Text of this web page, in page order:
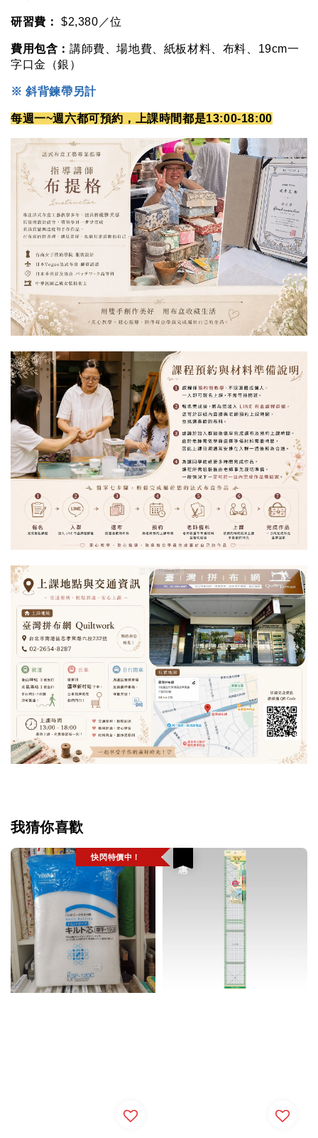
研習費： $2,380／位
費用包含： 講師費、場地費、紙板材料、布料、19cm一
字口金（銀）
※ 斜背鍊帶另計
每週一~週六都可預約，上課時間都是13:00-18:00
我猜你喜歡
快閃特價中！